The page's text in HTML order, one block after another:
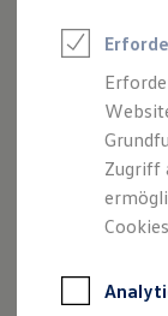
Kauf &
E-
Impressum
Autohaus
Zugriff